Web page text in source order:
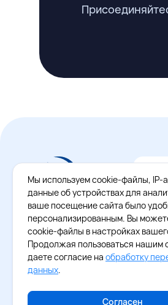
Мы используем cookie-файлы, IP-
данные об устройствах для
ваше посещение сайта было
персонализированным. Вы
cookie-файлы в настройках
Продолжая пользоваться нашим
даете согласие на обработку
данных.
Согласен